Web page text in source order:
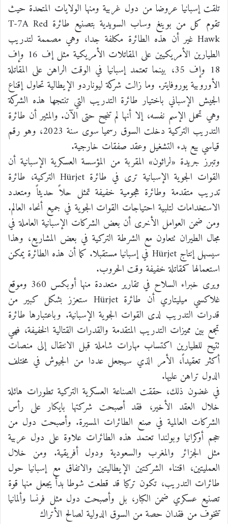
تلقت إسبانيا عروضا من دول غربية ومنها الولايات المتحدة حيث
تقوم كل من بوينغ وساب السويدية بتصنيع طائرة T-7A Red
Hawk غير أن هذه الطائرة مكلفة جدا، وهي مصممة لتدريب
الطيارين الأمريكيين على المقاتلات الأمريكية مثل إف 16 وإف
18 وإف 35، بينما تعتمد إسبانيا في الوقت الراهن على المقاتلة
الأوروبية يوروفايتر. وما زالت شركة ليوناردو الإيطالية تحاول إقناع
الجيش الإسباني باختيار طائرة التدريب التي تنتجها هذه الشركة
وهي تحمل الإسم نفسه، إلا أنها لم تنجح حتى الآن. والمثير أن طائرة
التدريب التركية دخلت السوق رسميا سوى سنة 2023، وهو رقم
قياسي بيع بدء التشغيل وعقد صفقات خارجية.
وتبرز جريدة «لراثون» المقربة من المؤسسة العسكرية الإسبانية أن
القوات الجوية الإسبانية ترى في طائرة Hürjet التركية، طائرة
تدريب متقدمة وطائرة هجومية خفيفة تمثل حلاً حديثاً ومتعدد
الاستخدامات لتلبية احتياجات القوات الجوية في جميع أنحاء العالم.
ومن ضمن العوامل الأخرى أن بعض الشركات الإسبانية العاملة في
مجال الطيران تتعاون مع الشرطة التركية في بعض المشاريع، وهذا
سيسهل إنتاج Hürjet في إسبانيا مستقبلا. كما أن هذه الطائرة يمكن
استعمالها كمقاتلة خفيفة وقت الحروب.
ويرى خبراء السلاح في تقارير متعددة منها أوبكس 360 وموقع
غلاكسي ميليتاري أن طائرة Hürjet ستعزز بشكل كبير من
قدرات التدريب لدى القوات الجوية الإسبانية. وباعتبارها طائرة
تجمع بين مميزات التدريب المتقدمة والقدرات القتالية الخفيفة، فهي
تتيح للطيارين اكتساب مهارات شاملة قبل الانتقال إلى منصات
أكثر تعقيداً، الأمر الذي سيجعل عددا من الجيوش في مختلف
الدول تراهن عليها.
في غضون ذلك، حققت الصناعة العسكرية التركية تطورات هائلة
خلال العقد الأخير، فقد أصبحت شركتها بايكار على رأس
الشركات العالمية في صنع الطائرات المسيرة. وأصبحت دول من
حجم أوكرانيا وبولندا تعتمد هذه الطائرات علاوة على دول عربية
مثل الجزائر والمغرب والسعودية ودول أفريقية. ومن خلال
العمليتين، اقتناء الشركتين الإيطاليتين والاتفاق مع إسبانيا حول
طائرات التدريب، تكون تركيا قد قطعت شوطا بدأ يجعل منها قوة
تصنيع عسكري ضمن الكبار، بل وأصبحت دول مثل فرنسا وألمانيا
تتخوف من فقدان حصة من السوق الدولية لصالح الأتراك